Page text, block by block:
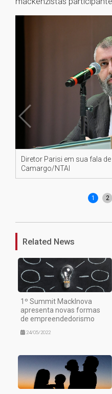
Diretor Parisi em sua fala
Camargo/NTAI
1 2
Related News
1º Summit MackInova
apresenta novas formas
de empreendedorismo
24/05/2022